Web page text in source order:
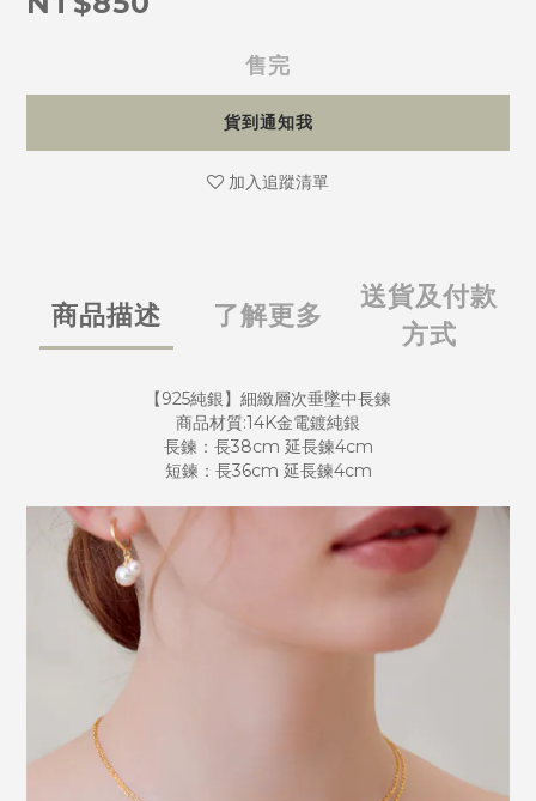
售完
貨到通知我
加入追蹤清單
商品描述 了解更多
送貨及付款
方式
【925純銀】細緻層次垂墜中長鍊
商品材質:14K金電鍍純銀
長鍊：長38cm 延長鍊4cm
短鍊：長36cm 延長鍊4cm